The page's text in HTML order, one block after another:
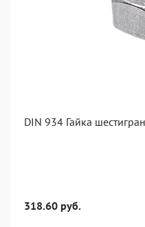
DIN 934 Гайка
318.60 руб.